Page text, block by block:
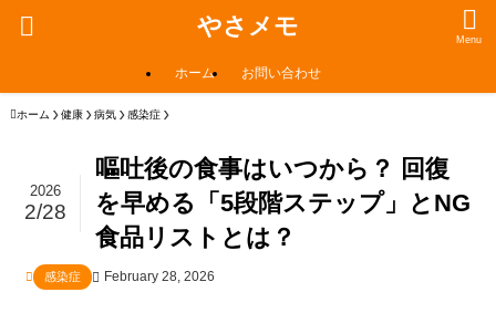
やさメモ Menu
ホーム お問い合わせ
ホーム 健康 病気 感染症
嘔吐後の食事はいつから？ 回復
を早める「5段階ステップ」とNG
食品リストとは？
2026
2/28
感染症 February 28, 2026